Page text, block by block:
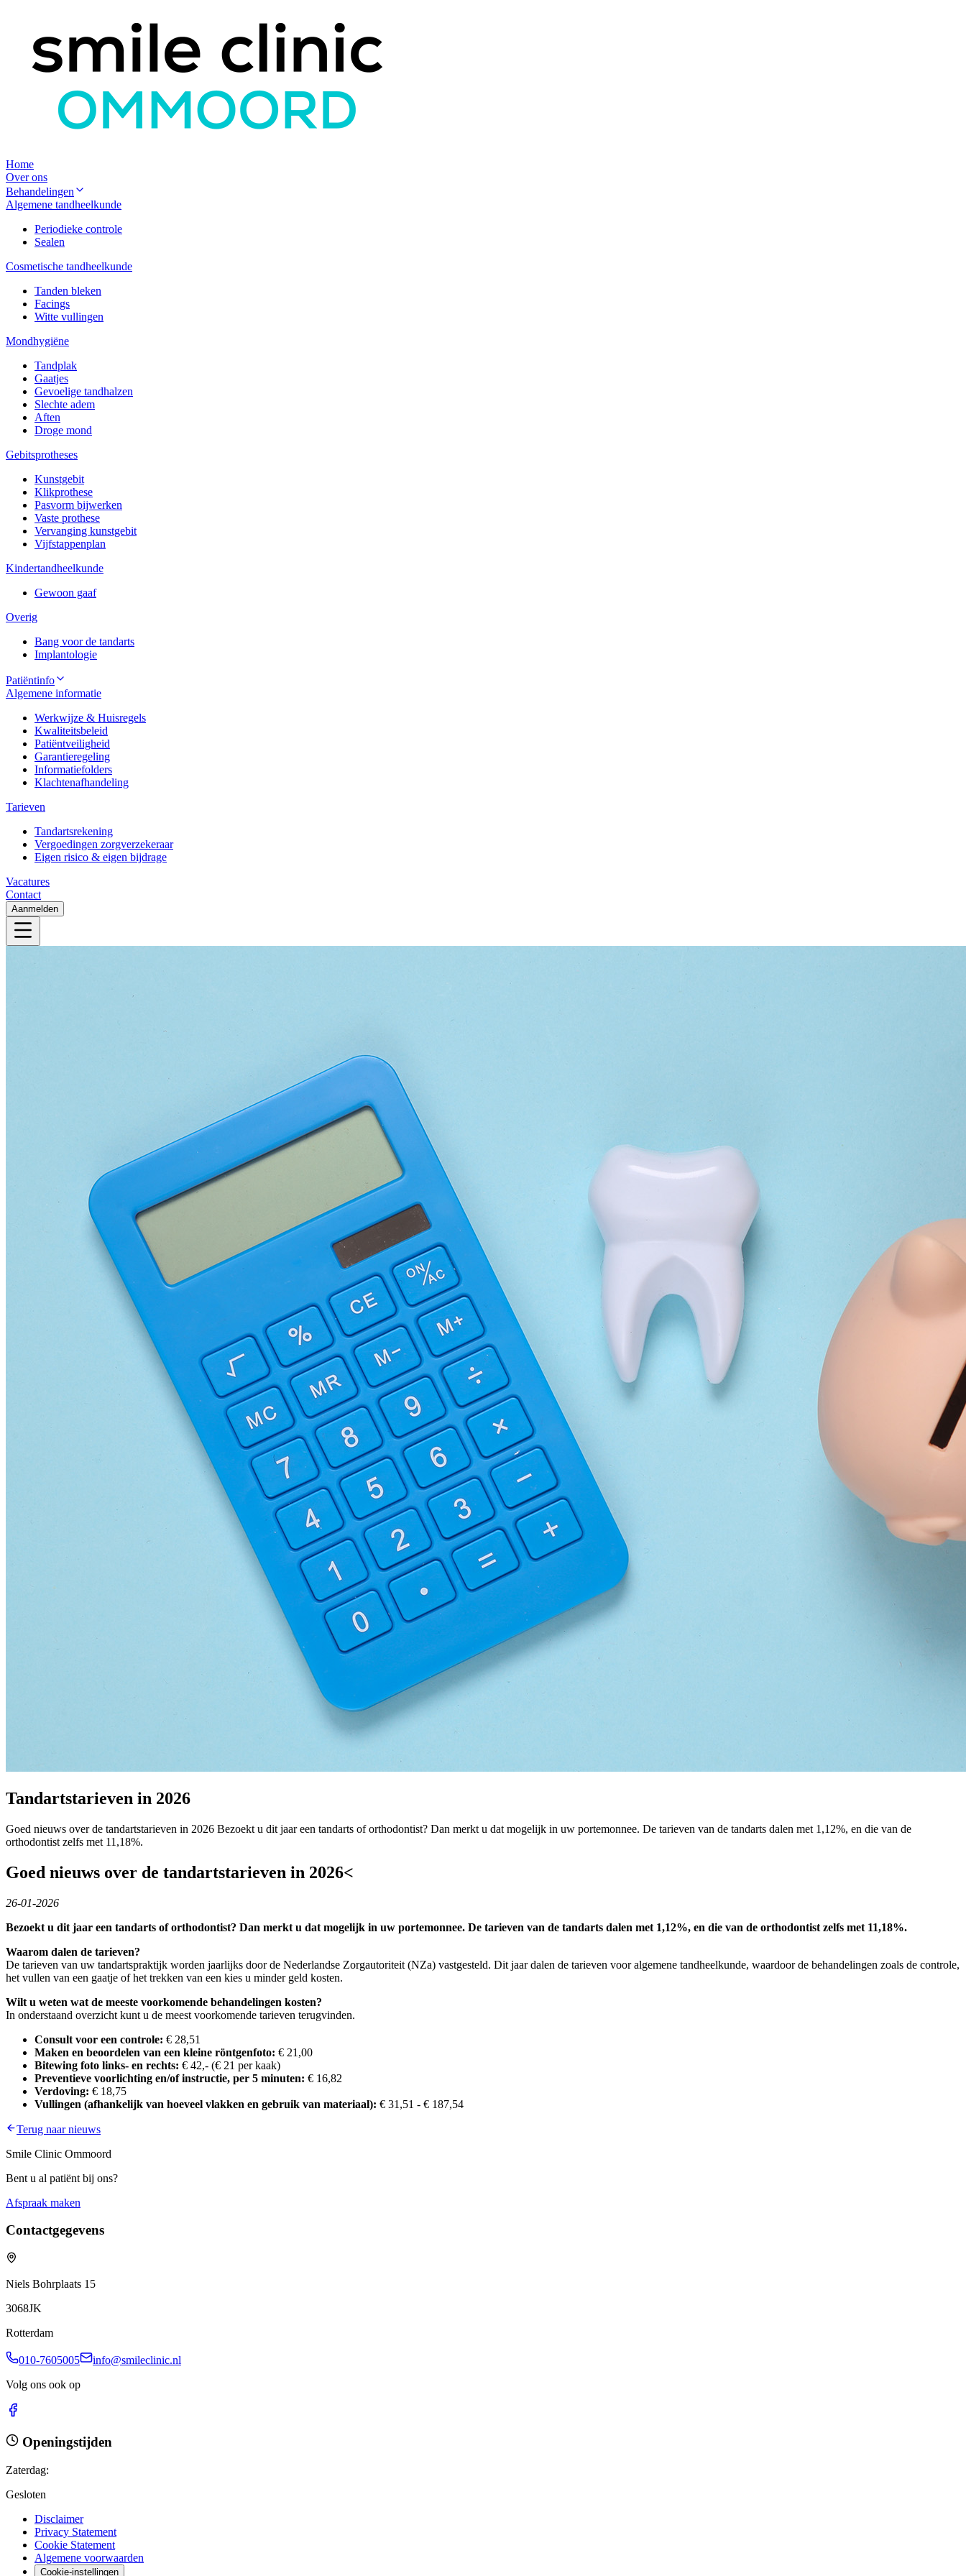
Home
Over ons
Behandelingen
Algemene tandheelkunde
Periodieke controle
Sealen
Cosmetische tandheelkunde
Tanden bleken
Facings
Witte vullingen
Mondhygiëne
Tandplak
Gaatjes
Gevoelige tandhalzen
Slechte adem
Aften
Droge mond
Gebitsprotheses
Kunstgebit
Klikprothese
Pasvorm bijwerken
Vaste prothese
Vervanging kunstgebit
Vijfstappenplan
Kindertandheelkunde
Gewoon gaaf
Overig
Bang voor de tandarts
Implantologie
Patiëntinfo
Algemene informatie
Werkwijze & Huisregels
Kwaliteitsbeleid
Patiëntveiligheid
Garantieregeling
Informatiefolders
Klachtenafhandeling
Tarieven
Tandartsrekening
Vergoedingen zorgverzekeraar
Eigen risico & eigen bijdrage
Vacatures
Contact
Aanmelden
Tandartstarieven in 2026
Goed nieuws over de tandartstarieven in 2026 Bezoekt u dit jaar een tandarts of orthodontist? Dan merkt u dat mogelijk in uw portemonnee. De tarieven van de tandarts dalen met 1,12%, en die van de
orthodontist zelfs met 11,18%.
Goed nieuws over de tandartstarieven in 2026<
26-01-2026
Bezoekt u dit jaar een tandarts of orthodontist? Dan merkt u dat mogelijk in uw portemonnee. De tarieven van de tandarts dalen met 1,12%, en die van de orthodontist zelfs met 11,18%.
Waarom dalen de tarieven?
De tarieven van uw tandartspraktijk worden jaarlijks door de Nederlandse Zorgautoriteit (NZa) vastgesteld. Dit jaar dalen de tarieven voor algemene tandheelkunde, waardoor de behandelingen zoals de controle,
het vullen van een gaatje of het trekken van een kies u minder geld kosten.
Wilt u weten wat de meeste voorkomende behandelingen kosten?
In onderstaand overzicht kunt u de meest voorkomende tarieven terugvinden.
Consult voor een controle: € 28,51
Maken en beoordelen van een kleine röntgenfoto: € 21,00
Bitewing foto links- en rechts: € 42,- (€ 21 per kaak)
Preventieve voorlichting en/of instructie, per 5 minuten: € 16,82
Verdoving: € 18,75
Vullingen (afhankelijk van hoeveel vlakken en gebruik van materiaal): € 31,51 - € 187,54
Terug naar nieuws
Smile Clinic Ommoord
Bent u al patiënt bij ons?
Afspraak maken
Contactgegevens
Niels Bohrplaats 15
3068JK
Rotterdam
010-7605005
info@smileclinic.nl
Volg ons ook op
Openingstijden
Zaterdag:
Gesloten
Disclaimer
Privacy Statement
Cookie Statement
Algemene voorwaarden
Cookie-instellingen